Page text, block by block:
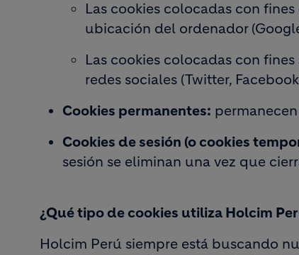
Las cookies colocadas con
ubicación del ordenador
Las cookies colocadas con
redes sociales (Twitter,
Cookies permanentes:
Cookies de sesión (o cookies
sesión se eliminan una vez que
¿Qué tipo de cookies utiliza Holcim
Holcim Perú siempre está buscando